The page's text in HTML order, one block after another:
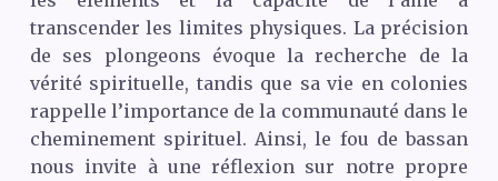
transcender les limites physiques. La précision
de ses plongeons évoque la recherche de la
vérité spirituelle, tandis que sa vie en colonies
rappelle l’importance de la communauté dans le
cheminement spirituel. Ainsi, le fou de bassan
nous invite à une réflexion sur notre propre